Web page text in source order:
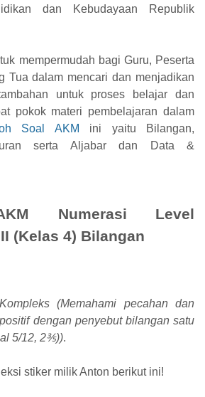
dan Kebudayaan Republik
mempermudah bagi Guru, Peserta
Tua dalam mencari dan menjadikan
untuk proses belajar dan
pokok materi pembelajaran dalam
Soal AKM ini yaitu Bilangan,
serta Aljabar dan Data &
Numerasi Level
(Kelas 4) Bilangan
(Memahami pecahan dan
dengan penyebut bilangan satu
5/12, 2⅗)).
stiker milik Anton berikut ini!